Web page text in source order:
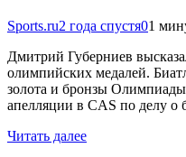
Sports.ru2 года спустя01
Дмитрий Губерниев
олимпийских медалей.
золота и бронзы
апелляции в CAS по делу о
Читать далее